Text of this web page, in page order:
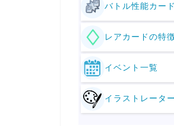
バトル性能カー
レアカードの特
イベント一覧
イラストレータ